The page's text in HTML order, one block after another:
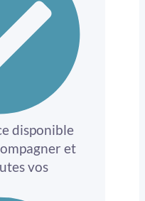
disponible
et
vos